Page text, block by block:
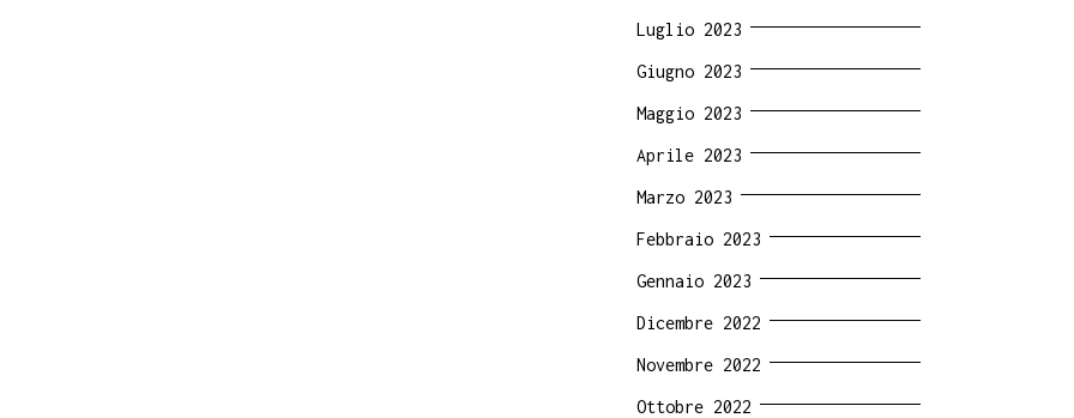
Luglio 2023
Giugno 2023
Maggio 2023
Aprile 2023
Marzo 2023
Febbraio 2023
Gennaio 2023
Dicembre 2022
Novembre 2022
Ottobre 2022